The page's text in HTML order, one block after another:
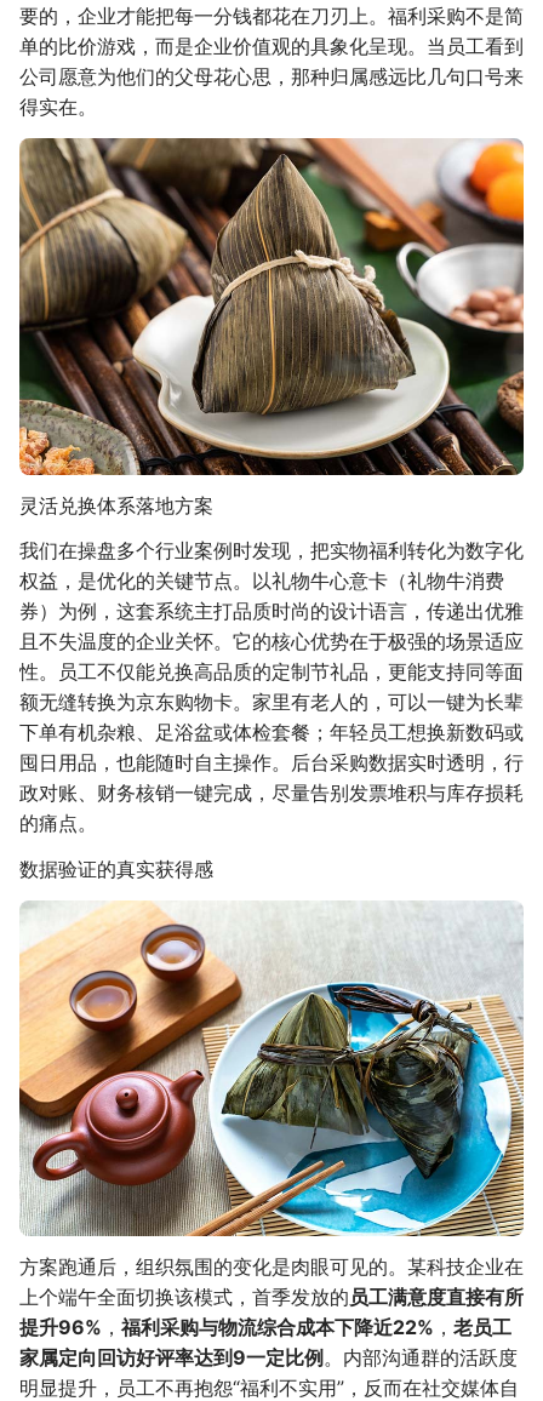
要的，企业才能把每一分钱都花在刀刃上。福利采购不是简
单的比价游戏，而是企业价值观的具象化呈现。当员工看到
公司愿意为他们的父母花心思，那种归属感远比几句口号来
得实在。
灵活兑换体系落地方案
我们在操盘多个行业案例时发现，把实物福利转化为数字化
权益，是优化的关键节点。以礼物牛心意卡（礼物牛消费
券）为例，这套系统主打品质时尚的设计语言，传递出优雅
且不失温度的企业关怀。它的核心优势在于极强的场景适应
性。员工不仅能兑换高品质的定制节礼品，更能支持同等面
额无缝转换为京东购物卡。家里有老人的，可以一键为长辈
下单有机杂粮、足浴盆或体检套餐；年轻员工想换新数码或
囤日用品，也能随时自主操作。后台采购数据实时透明，行
政对账、财务核销一键完成，尽量告别发票堆积与库存损耗
的痛点。
数据验证的真实获得感
方案跑通后，组织氛围的变化是肉眼可见的。某科技企业在
上个端午全面切换该模式，首季发放的 员工满意度直接有所
提升96% ， 福利采购与物流综合成本下降近22% ， 老员工
家属定向回访好评率达到9一定比例 。内部沟通群的活跃度
明显提升，员工不再抱怨“福利不实用”，反而在社交媒体自